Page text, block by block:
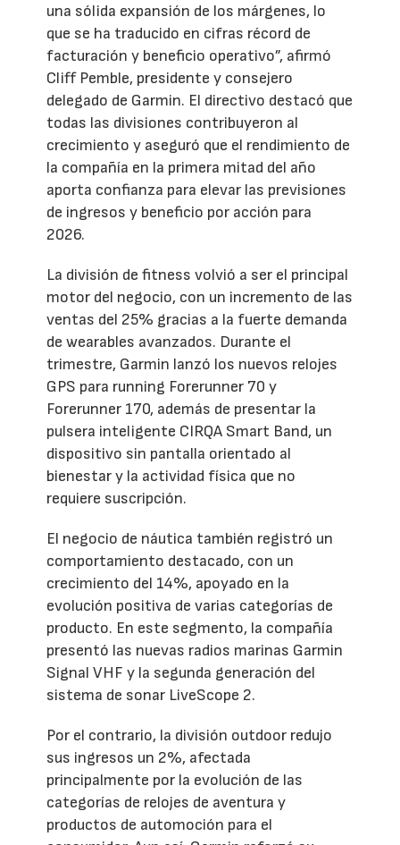
una sólida expansión de los márgenes, lo
que se ha traducido en cifras récord de
facturación y beneficio operativo”, afirmó
Cliff Pemble, presidente y consejero
delegado de Garmin. El directivo destacó que
todas las divisiones contribuyeron al
crecimiento y aseguró que el rendimiento de
la compañía en la primera mitad del año
aporta confianza para elevar las previsiones
de ingresos y beneficio por acción para
2026.
La división de fitness volvió a ser el principal
motor del negocio, con un incremento de las
ventas del 25% gracias a la fuerte demanda
de wearables avanzados. Durante el
trimestre, Garmin lanzó los nuevos relojes
GPS para running Forerunner 70 y
Forerunner 170, además de presentar la
pulsera inteligente CIRQA Smart Band, un
dispositivo sin pantalla orientado al
bienestar y la actividad física que no
requiere suscripción.
El negocio de náutica también registró un
comportamiento destacado, con un
crecimiento del 14%, apoyado en la
evolución positiva de varias categorías de
producto. En este segmento, la compañía
presentó las nuevas radios marinas Garmin
Signal VHF y la segunda generación del
sistema de sonar LiveScope 2.
Por el contrario, la división outdoor redujo
sus ingresos un 2%, afectada
principalmente por la evolución de las
categorías de relojes de aventura y
productos de automoción para el